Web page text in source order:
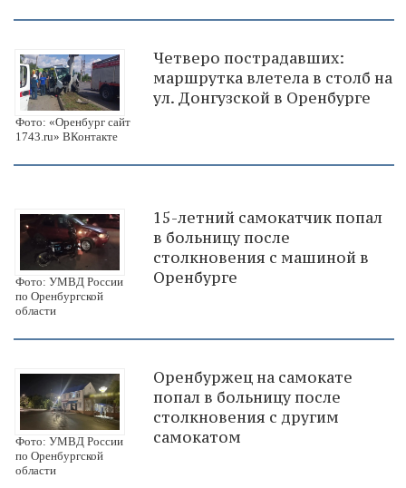
Фото: «Оренбург сайт
1743.ru» ВКонтакте
Четверо пострадавших:
маршрутка влетела в столб на
ул. Донгузской в Оренбурге
Фото: УМВД России
по Оренбургской
области
15-летний самокатчик попал
в больницу после
столкновения с машиной в
Оренбурге
Фото: УМВД России
по Оренбургской
области
Оренбуржец на самокате
попал в больницу после
столкновения с другим
самокатом